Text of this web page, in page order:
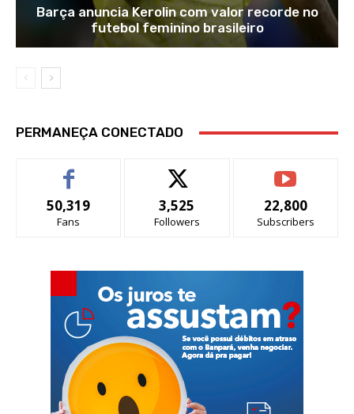
Barça anuncia Kerolin com valor recorde no
futebol feminino brasileiro
PERMANEÇA CONECTADO
50,319
Fans
3,525
Followers
22,800
Subscribers